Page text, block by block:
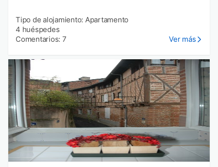
Tipo de alojamiento: Apartamento
4 huéspedes
Comentarios: 7
Ver más